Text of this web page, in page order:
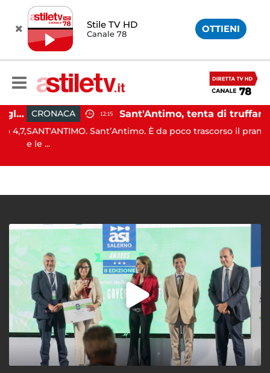
Stile TV HD
Canale 78 OTTIENI
Campi Flegrei, aumentano gli sfollati e infuria lo scontro politico CRONACA 12:15 Sant'Antimo, tenta di truffare anziana: 16enne denunciato dai carabinieri
SANT'ANTIMO. Sant’Antimo. È da poco trascorso il pranzo
e le ...